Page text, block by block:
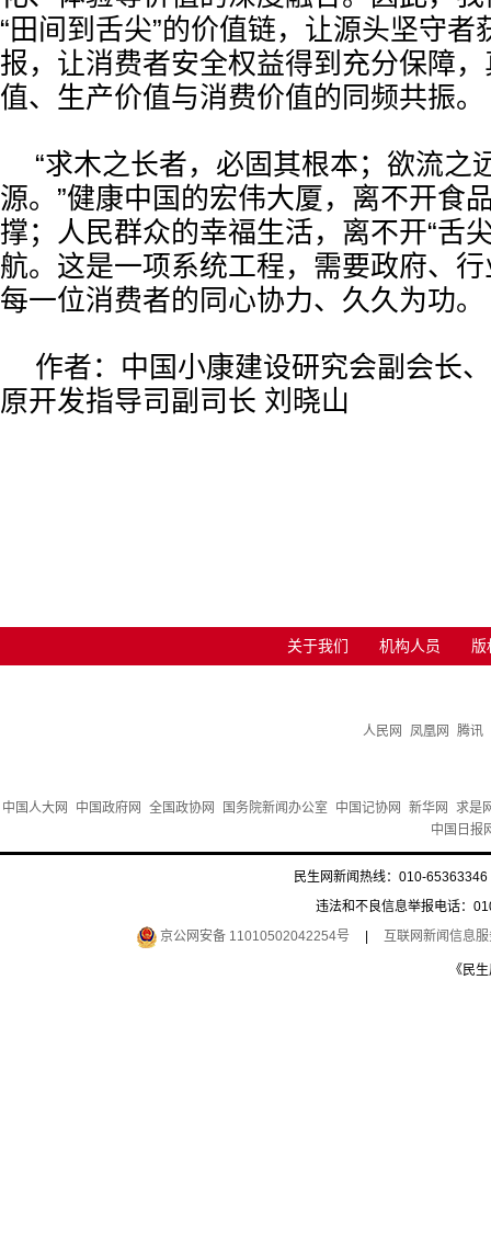
“田间到舌尖”的价值链，让源头坚守者
报，让消费者安全权益得到充分保障
值、生产价值与消费价值的同频共振。
“求木之长者，必固其根本；欲流之
源。”健康中国的宏伟大厦，离不开食
撑；人民群众的幸福生活，离不开“舌
航。这是一项系统工程，需要政府、
每一位消费者的同心协力、久久为功。
作者：中国小康建设研究会副会长
原开发指导司副司长 刘晓山
关于我们 机构人员 版
人民网 凤凰网 腾讯
中国人大网 中国政府网 全国政协网 国务院新闻办公室 中国记协网 新华网
求是
中国日报
民生网新闻热线：010-
违法和不良信息举报电话：
京公网安备 11010502042254号
互联网新闻信息
《民